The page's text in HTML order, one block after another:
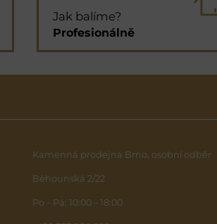
Jak balíme?
Profesionálně
Kamenná prodejna Brno, osobní odběr
Běhounská 2/22
Po – Pá: 10:00 – 18:00